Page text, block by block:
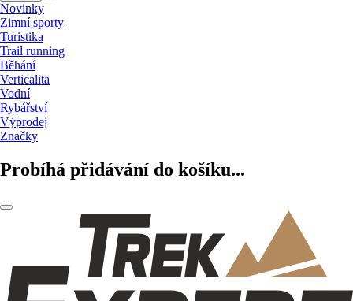
Novinky
Zimní sporty
Turistika
Trail running
Běhání
Verticalita
Vodní
Rybářství
Výprodej
Značky
Probíhá přidávání do košíku...